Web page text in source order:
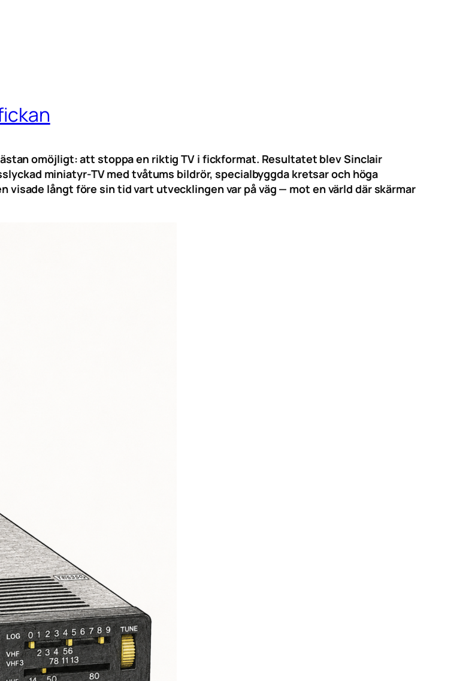
omöjligt: att stoppa en riktig TV i fickformat. Resultatet blev Sinclair
miniatyr-TV med tvåtums bildrör, specialbyggda kretsar och höga
visade långt före sin tid vart utvecklingen var på väg — mot en värld där skärmar